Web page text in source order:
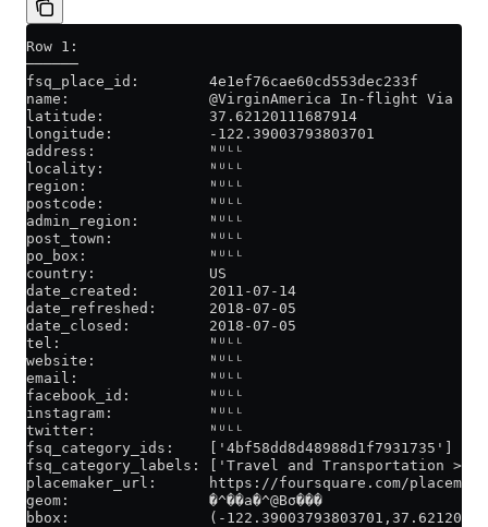
Row 1:
──────
fsq_place_id:        4e1ef76cae60cd553dec233f
name:                @VirginAmerica In-flight Via
latitude:            37.62120111687914
longitude:           -122.39003793803701
address:             ᴺᵁᴸᴸ
locality:            ᴺᵁᴸᴸ
region:              ᴺᵁᴸᴸ
postcode:            ᴺᵁᴸᴸ
admin_region:        ᴺᵁᴸᴸ
post_town:           ᴺᵁᴸᴸ
po_box:              ᴺᵁᴸᴸ
country:             US
date_created:        2011-07-14
date_refreshed:      2018-07-05
date_closed:         2018-07-05
tel:                 ᴺᵁᴸᴸ
website:             ᴺᵁᴸᴸ
email:               ᴺᵁᴸᴸ
facebook_id:         ᴺᵁᴸᴸ
instagram:           ᴺᵁᴸᴸ
twitter:             ᴺᵁᴸᴸ
fsq_category_ids:    ['4bf58dd8d48988d1f7931735']
fsq_category_labels: ['Travel and Transportation >
placemaker_url:      https://foursquare.com/
geom:                �^��a�^@Bσ���
bbox:                (-